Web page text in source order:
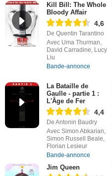
Kill Bill: The Whole
Bloody Affair
4,6
De Quentin Tarantino
Avec Uma Thurman,
David Carradine, Lucy
Liu
Bande-annonce
La Bataille de
Gaulle - partie 1 :
L'Âge de Fer
4,4
De Antonin Baudry
Avec Simon Abkarian,
Simon Russell Beale,
Florian Lesieur
Bande-annonce
Jim Queen